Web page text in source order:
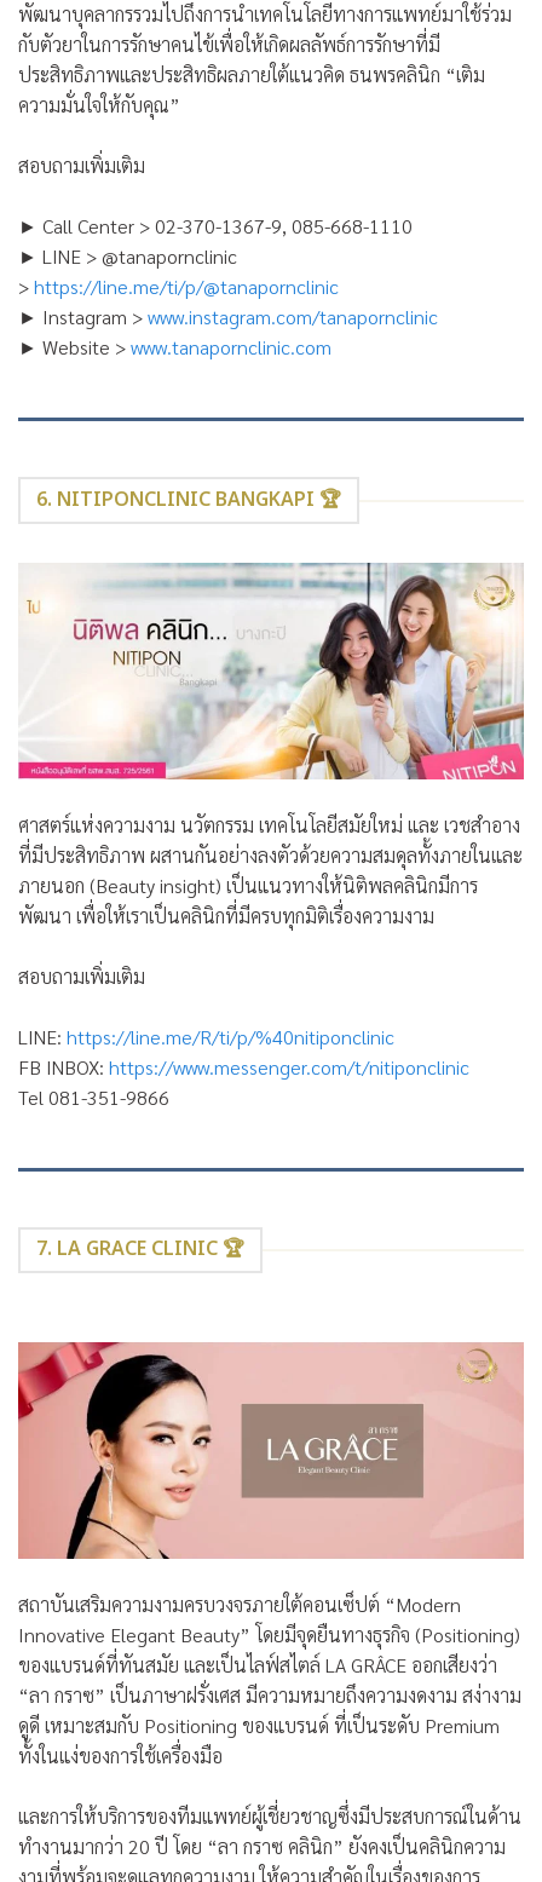
พัฒนาบุคลากรรวมไปถึงการนำเทคโนโลยีทางการแพทย์มาใช้ร่วม
กับตัวยาในการรักษาคนไข้เพื่อให้เกิดผลลัพธ์การรักษาที่มี
ประสิทธิภาพและประสิทธิผลภายใต้แนวคิด ธนพรคลินิก “เติม
ความมั่นใจให้กับคุณ”
สอบถามเพิ่มเติม
► Call Center > 02-370-1367-9, 085-668-1110
► LINE > @tanapornclinic
>https://line.me/ti/p/@tanapornclinic
► Instagram >www.instagram.com/tanapornclinic
► Website >www.tanapornclinic.com
6. NITIPONCLINIC BANGKAPI 🏆
ศาสตร์แห่งความงาม นวัตกรรม เทคโนโลยีสมัยใหม่ และ เวชสำอาง
ที่มีประสิทธิภาพ ผสานกันอย่างลงตัวด้วยความสมดุลทั้งภายในและ
ภายนอก (Beauty insight) เป็นแนวทางให้นิติพลคลินิกมีการ
พัฒนา เพื่อให้เราเป็นคลินิกที่มีครบทุกมิติเรื่องความงาม
สอบถามเพิ่มเติม
LINE: https://line.me/R/ti/p/%40nitiponclinic
FB INBOX: https://www.messenger.com/t/nitiponclinic
Tel 081-351-9866
7. LA GRACE CLINIC 🏆
สถาบันเสริมความงามครบวงจรภายใต้คอนเซ็ปต์ “Modern
Innovative Elegant Beauty” โดยมีจุดยืนทางธุรกิจ (Positioning)
ของแบรนด์ที่ทันสมัย และเป็นไลฟ์สไตล์ LA GRÂCE ออกเสียงว่า
“ลา กราซ” เป็นภาษาฝรั่งเศส มีความหมายถึงความงดงาม สง่างาม
ดูดี เหมาะสมกับ Positioning ของแบรนด์ ที่เป็นระดับ Premium
ทั้งในแง่ของการใช้เครื่องมือ
และการให้บริการของทีมแพทย์ผู้เชี่ยวชาญซึ่งมีประสบการณ์ในด้าน
ทำงานมากว่า 20 ปี โดย “ลา กราซ คลินิก” ยังคงเป็นคลินิกความ
งามที่พร้อมจะดูแลทุกความงาม ให้ความสำคัญในเรื่องของการ